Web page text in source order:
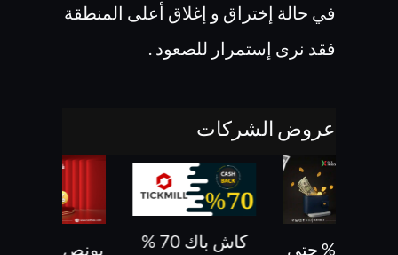
في حالة إختراق و إغلاق أعلى المنطقة
فقد نرى إستمرار للصعود .
عروض الشركات
بونص 30% حتى
كاش باك 70 %